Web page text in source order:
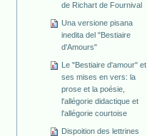
de Richart de Fournival
Una versione pisana
inedita del "Bestiaire
d'Amours"
Le "Bestiaire d'amour" et
ses mises en vers: la
prose et la poésie,
l'allégorie didactique et
l'allégorie courtoise
Dispoition des lettrines